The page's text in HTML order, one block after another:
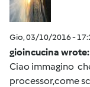
Gio, 03/10/2016 -
gioincucina wrote:
Ciao immagino
processor,come